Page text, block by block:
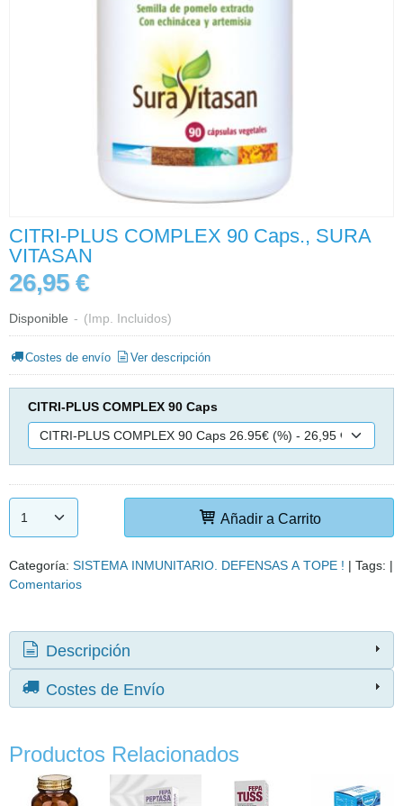
CITRI-PLUS COMPLEX 90 Caps., SURA
VITASAN
26,95 €
Disponible - (Imp. Incluidos)
Costes de envío Ver descripción
CITRI-PLUS COMPLEX 90 Caps
Añadir a Carrito
Categoría: SISTEMA INMUNITARIO. DEFENSAS A TOPE ! | Tags: |
Comentarios
Descripción
Costes de Envío
Productos Relacionados